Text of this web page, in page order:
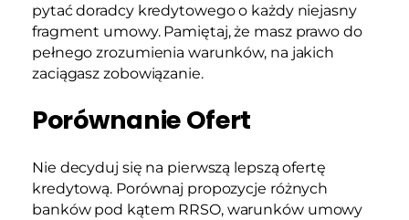
pytać doradcy kredytowego o każdy niejasny
fragment umowy. Pamiętaj, że masz prawo do
pełnego zrozumienia warunków, na jakich
zaciągasz zobowiązanie.
Porównanie Ofert
Nie decyduj się na pierwszą lepszą ofertę
kredytową. Porównaj propozycje różnych
banków pod kątem RRSO, warunków umowy